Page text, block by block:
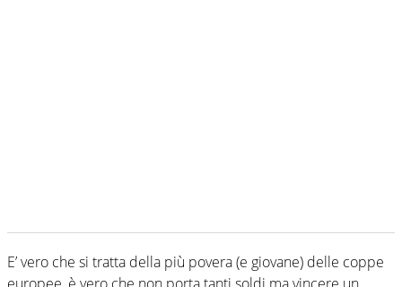
E’ vero che si tratta della più povera (e giovane) delle coppe